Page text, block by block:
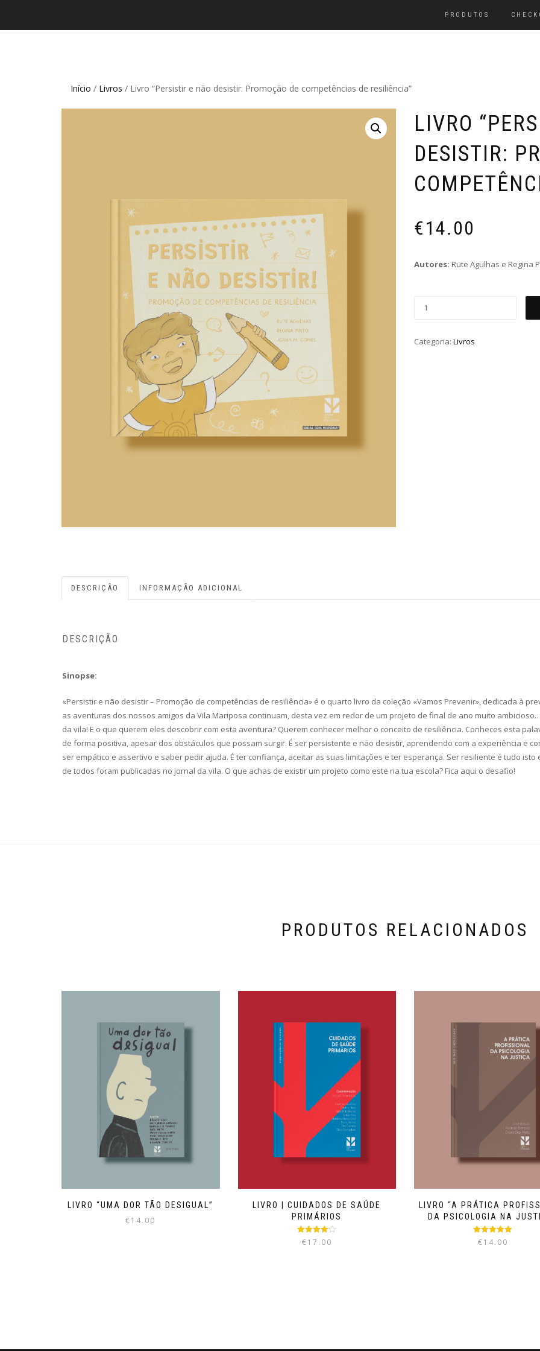
PRODUTOS
Início / Livros / Livro “Persistir e não desistir: Promoção de competências de resiliência”
LIVRO
DESISTIR:
€14.00
Autores: Rute Agulhas e Regina
Categoria: Livros
DESCRIÇÃO INFORMAÇÃO ADICIONAL
DESCRIÇÃO
Sinopse:
«Persistir e não desistir – Promoção de competências de resiliência» é o quarto livro da coleção «Vamos Prevenir», dedicada à
as aventuras dos nossos amigos da Vila Mariposa continuam, desta vez em redor de um projeto de final de ano muito
da vila! E o que querem eles descobrir com esta aventura? Querem conhecer melhor o conceito de resiliência. Conheces esta
de forma positiva, apesar dos obstáculos que possam surgir. É ser persistente e não desistir, aprendendo com a experiência e
ser empático e assertivo e saber pedir ajuda. É ter confiança, aceitar as suas limitações e ter esperança. Ser resiliente é tudo
de todos foram publicadas no jornal da vila. O que achas de existir um projeto como este na tua escola? Fica aqui o desafio!
PRODUTOS RELACIONADOS
LIVRO “UMA DOR TÃO DESIGUAL”
€14.00
LIVRO | CUIDADOS DE SAÚDE
PRIMÁRIOS
Avaliação
€17.00
LIVRO “A PRÁTICA
DA PSICOLOGIA NA
Avaliação
€14.00